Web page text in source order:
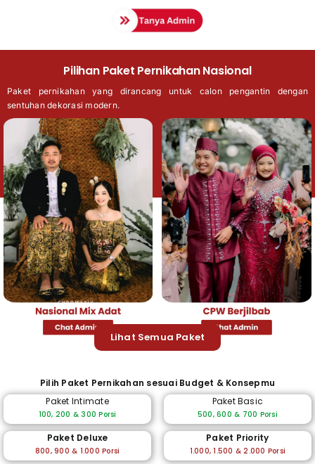
Pilihan Paket Pernikahan Nasional
Paket pernikahan yang dirancang untuk calon pengantin dengan
sentuhan dekorasi modern.
Lihat Semua Paket
Pilih Paket Pernikahan sesuai Budget & Konsepmu
Paket Intimate
100, 200 & 300 Porsi
Paket Basic
500, 600 & 700 Porsi
Paket Deluxe
800, 900 & 1.000 Porsi
Paket Priority
1.000, 1.500 & 2.000 Porsi